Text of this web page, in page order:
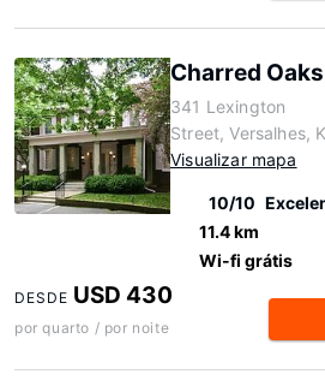
Charred
341 Lexington
Street, Versalhes,
Visualizar mapa
10/10
11.4 km
Wi-fi grátis
DESDE USD 430
por quarto / por noite